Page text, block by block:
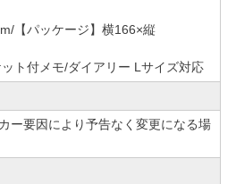
【パッケージ】横166×縦
ト付メモ/ダイアリー Lサイズ対応
ー要因により予告なく変更になる場